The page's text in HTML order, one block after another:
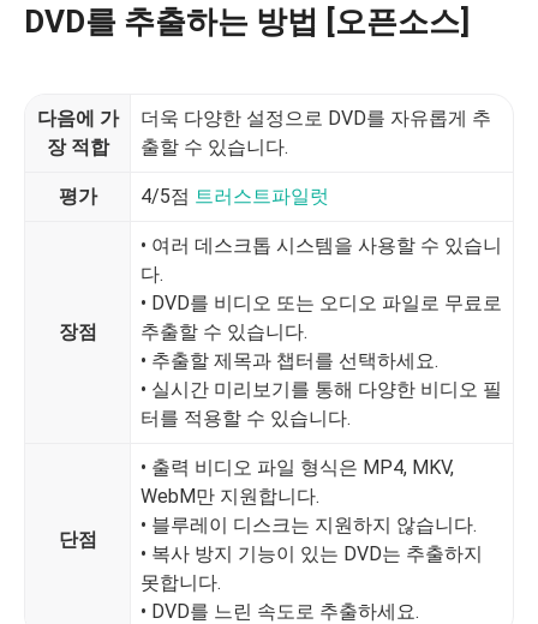
DVD를 추출하는 방법 [오픈소스]
다음에 가
장 적합
더욱 다양한 설정으로 DVD를 자유롭게 추
출할 수 있습니다.
평가 4/5점 트러스트파일럿
장점
• 여러 데스크톱 시스템을 사용할 수 있습니
다.
• DVD를 비디오 또는 오디오 파일로 무료로
추출할 수 있습니다.
• 추출할 제목과 챕터를 선택하세요.
• 실시간 미리보기를 통해 다양한 비디오 필
터를 적용할 수 있습니다.
단점
• 출력 비디오 파일 형식은 MP4, MKV,
WebM만 지원합니다.
• 블루레이 디스크는 지원하지 않습니다.
• 복사 방지 기능이 있는 DVD는 추출하지
못합니다.
• DVD를 느린 속도로 추출하세요.